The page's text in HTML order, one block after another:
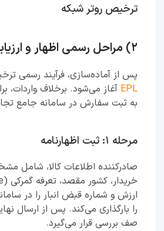
ترخیص روتر شبکه
۲) مراحل رسمی اظهار و ارزیابی گمرکی
پس از آماده‌سازی، فرآیند رسمی
EPL آغاز می‌شود. برخلاف واردات،
به ثبت سفارش در سامانه جامع
مرحله ۱: ثبت اظهارنامه
صادرکننده اطلاعات کالا، شامل
ارزش و شماره قبض انبار را در
را بارگذاری می‌کند. پس از ارسال
صف بررسی قرار می‌گیرد.